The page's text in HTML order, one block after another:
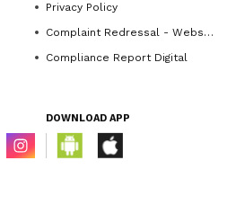
Privacy Policy
Complaint Redressal - Website
Compliance Report Digital
DOWNLOAD APP